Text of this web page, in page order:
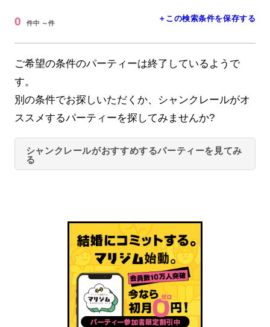
0 件中 ～件 ＋この検索条件を保存する
ご希望の条件のパーティーは終了しているようで
す。
別の条件でお探しいただくか、シャンクレールがオ
ススメするパーティーを探してみませんか?
シャンクレールがおすすめするパーティーを見てみ
る